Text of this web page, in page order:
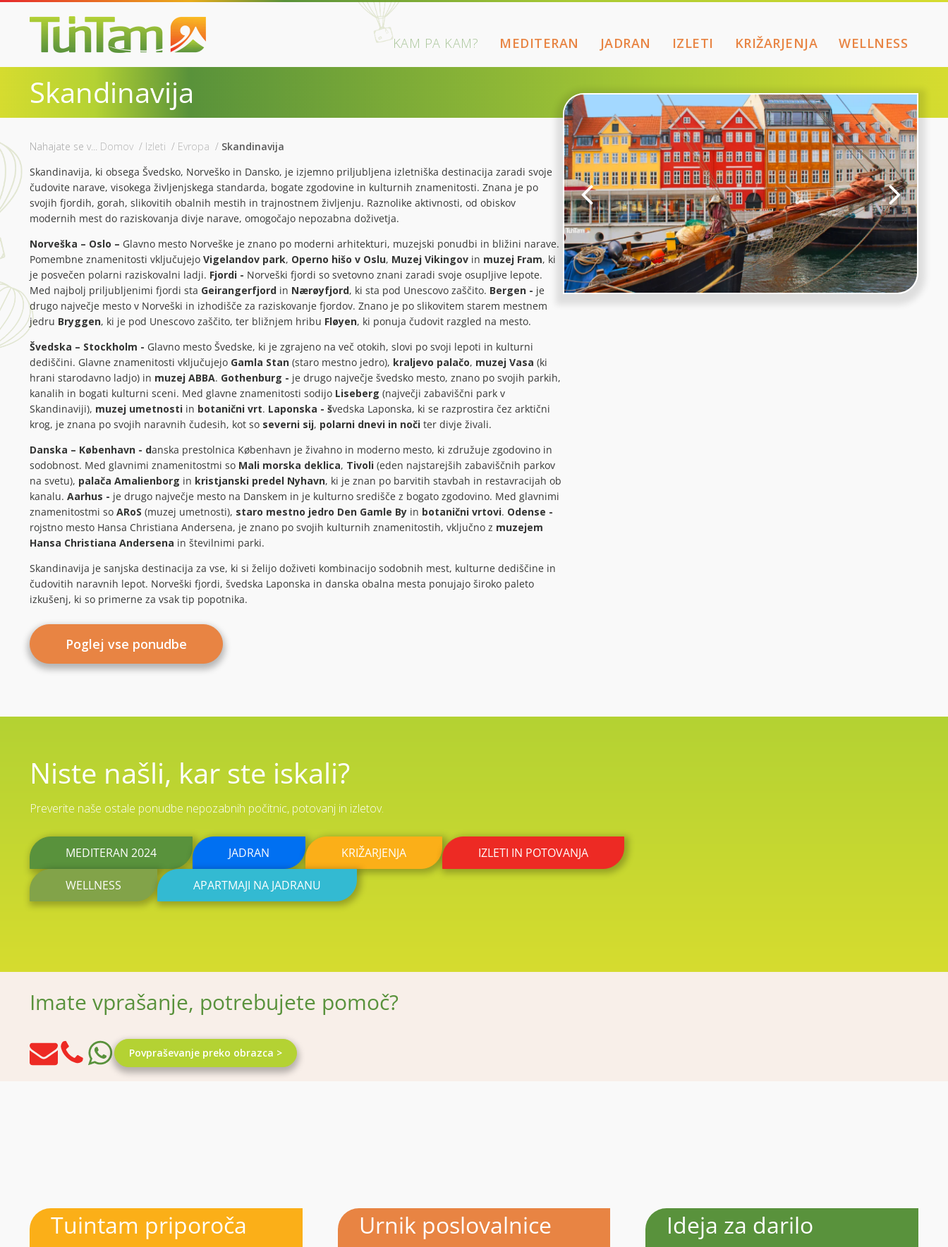
KAM PA KAM? MEDITERAN JADRAN IZLETI KRIŽARJENJA WELLNESS
Skandinavija
Nahajate se v... Domov / Izleti / Evropa / Skandinavija
Skandinavija, ki obsega Švedsko, Norveško in Dansko, je izjemno priljubljena izletniška destinacija zaradi svoje
čudovite narave, visokega življenjskega standarda, bogate zgodovine in kulturnih znamenitosti. Znana je po
svojih fjordih, gorah, slikovitih obalnih mestih in trajnostnem življenju. Raznolike aktivnosti, od obiskov
modernih mest do raziskovanja divje narave, omogočajo nepozabna doživetja.
Norveška – Oslo – Glavno mesto Norveške je znano po moderni arhitekturi, muzejski ponudbi in bližini narave.
Pomembne znamenitosti vključujejo Vigelandov park, Operno hišo v Oslu, Muzej Vikingov in muzej Fram, ki
je posvečen polarni raziskovalni ladji. Fjordi - Norveški fjordi so svetovno znani zaradi svoje osupljive lepote.
Med najbolj priljubljenimi fjordi sta Geirangerfjord in Nærøyfjord, ki sta pod Unescovo zaščito. Bergen - je
drugo največje mesto v Norveški in izhodišče za raziskovanje fjordov. Znano je po slikovitem starem mestnem
jedru Bryggen, ki je pod Unescovo zaščito, ter bližnjem hribu Fløyen, ki ponuja čudovit razgled na mesto.
Švedska – Stockholm - Glavno mesto Švedske, ki je zgrajeno na več otokih, slovi po svoji lepoti in kulturni
dediščini. Glavne znamenitosti vključujejo Gamla Stan (staro mestno jedro), kraljevo palačo, muzej Vasa (ki
hrani starodavno ladjo) in muzej ABBA. Gothenburg - je drugo največje švedsko mesto, znano po svojih parkih,
kanalih in bogati kulturni sceni. Med glavne znamenitosti sodijo Liseberg (največji zabaviščni park v
Skandinaviji), muzej umetnosti in botanični vrt. Laponska - švedska Laponska, ki se razprostira čez arktični
krog, je znana po svojih naravnih čudesih, kot so severni sij, polarni dnevi in noči ter divje živali.
Danska – København - danska prestolnica København je živahno in moderno mesto, ki združuje zgodovino in
sodobnost. Med glavnimi znamenitostmi so Mali morska deklica, Tivoli (eden najstarejših zabaviščnih parkov
na svetu), palača Amalienborg in kristjanski predel Nyhavn, ki je znan po barvitih stavbah in restavracijah ob
kanalu. Aarhus - je drugo največje mesto na Danskem in je kulturno središče z bogato zgodovino. Med glavnimi
znamenitostmi so ARoS (muzej umetnosti), staro mestno jedro Den Gamle By in botanični vrtovi. Odense -
rojstno mesto Hansa Christiana Andersena, je znano po svojih kulturnih znamenitostih, vključno z muzejem
Hansa Christiana Andersena in številnimi parki.
Skandinavija je sanjska destinacija za vse, ki si želijo doživeti kombinacijo sodobnih mest, kulturne dediščine in
čudovitih naravnih lepot. Norveški fjordi, švedska Laponska in danska obalna mesta ponujajo široko paleto
izkušenj, ki so primerne za vsak tip popotnika.
Poglej vse ponudbe
Niste našli, kar ste iskali?
Preverite naše ostale ponudbe nepozabnih počitnic, potovanj in izletov.
MEDITERAN 2024 JADRAN KRIŽARJENJA IZLETI IN POTOVANJA
WELLNESS APARTMAJI NA JADRANU
Imate vprašanje, potrebujete pomoč?
Povpraševanje preko obrazca >
Tuintam priporoča Urnik poslovalnice Ideja za darilo